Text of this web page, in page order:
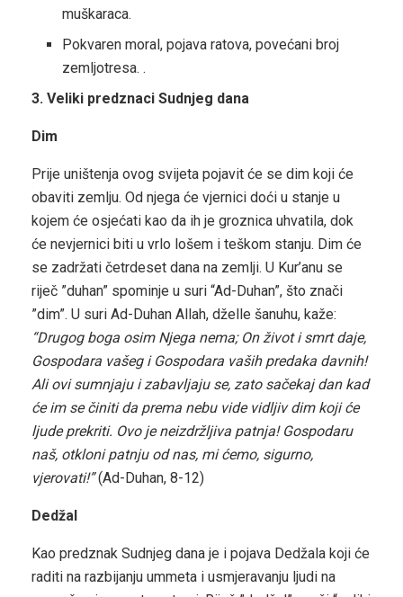
muškaraca.
Pokvaren moral, pojava ratova, povećani broj
zemljotresa. .
3. Veliki predznaci Sudnjeg dana
Dim
Prije uništenja ovog svijeta pojavit će se dim koji će
obaviti zemlju. Od njega će vjernici doći u stanje u
kojem će osjećati kao da ih je groznica uhvatila, dok
će nevjernici biti u vrlo lošem i teškom stanju. Dim će
se zadržati četrdeset dana na zemlji. U Kur’anu se
riječ ”duhan” spominje u suri “Ad-Duhan”, što znači
”dim”. U suri Ad-Duhan Allah, dželle šanuhu, kaže:
“Drugog boga osim Njega nema; On život i smrt daje,
Gospodara vašeg i Gospodara vaših predaka davnih!
Ali ovi sumnjaju i zabavljaju se, zato sačekaj dan kad
će im se činiti da prema nebu vide vidljiv dim koji će
ljude prekriti. Ovo je neizdržljiva patnja! Gospodaru
naš, otkloni patnju od nas, mi ćemo, sigurno,
vjerovati!”(Ad-Duhan, 8-12)
Dedžal
Kao predznak Sudnjeg dana je i pojava Dedžala koji će
raditi na razbijanju ummeta i usmjeravanju ljudi na